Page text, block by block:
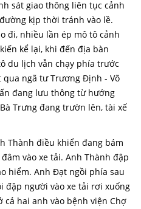
sát giao thông liên tục cảnh
kịp thời tránh vào lề.
đi, nhiều lần ép mô tô cảnh
kể lại, khi đến địa bàn
du lịch vẫn chạy phía trước
ngã tư Trương Định - Võ
đang lưu thông từ hướng
Trưng đang trườn lên, tài xế
Thành điều khiển đang bám
vào xe tải. Anh Thành đập
hiểm. Anh Đạt ngồi phía sau
đập người vào xe tải rơi xuống
hai anh vào bệnh viện Chợ